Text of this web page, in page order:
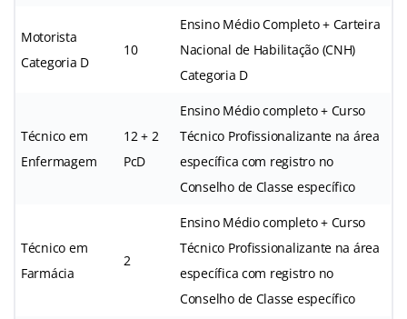
Motorista
Categoria D
10
Ensino Médio Completo + Carteira
Nacional de Habilitação (CNH)
Categoria D
Técnico em
Enfermagem
12 + 2
PcD
Ensino Médio completo + Curso
Técnico Profissionalizante na área
específica com registro no
Conselho de Classe específico
Técnico em
Farmácia
2
Ensino Médio completo + Curso
Técnico Profissionalizante na área
específica com registro no
Conselho de Classe específico